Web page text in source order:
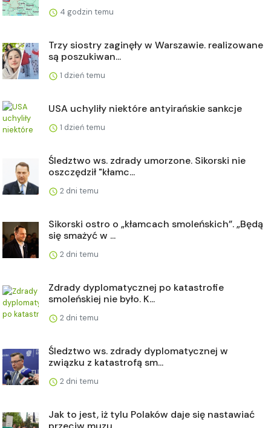
4 godzin temu
Trzy siostry zaginęły w Warszawie. realizowane
są poszukiwan...
1 dzień temu
USA uchyliły niektóre antyirańskie sankcje
1 dzień temu
Śledztwo ws. zdrady umorzone. Sikorski nie
oszczędził "kłamc...
2 dni temu
Sikorski ostro o „kłamcach smoleńskich”. „Będą
się smażyć w ...
2 dni temu
Zdrady dyplomatycznej po katastrofie
smoleńskiej nie było. K...
2 dni temu
Śledztwo ws. zdrady dyplomatycznej w
związku z katastrofą sm...
2 dni temu
Jak to jest, iż tylu Polaków daje się nastawiać